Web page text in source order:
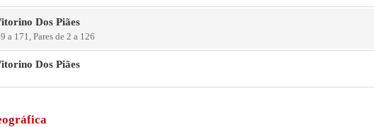
Dos Piães
a 171, Pares de 2 a 126
Dos Piães